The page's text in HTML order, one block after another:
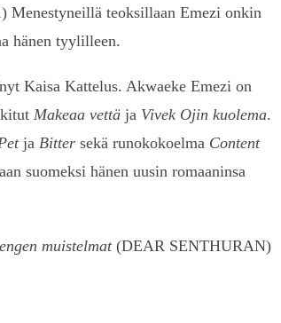
Menestyneillä teoksillaan Emezi onkin
hänen tyylilleen.
Kaisa Kattelus. Akwaeke Emezi on
Makeaa vettäja Vivek Ojin kuolema.
jaBittersekä runokokoelma Content
suomeksi hänen uusin romaaninsa
muistelmat(DEAR SENTHURAN)